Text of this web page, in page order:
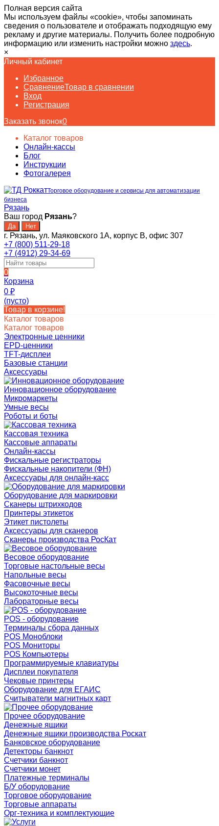
Полная версия сайта
Мы используем файлы «cookie», чтобы запоминать
сведения о пользователе и отображать подходящую ему
рекламу и другие материалы. Получить более подробную
информацию или изменить настройки можно здесь.
×
Личный кабинет
Избранное
СравнениеТовар в сравнении
Вход
Регистрация
Заказать звонок0
Каталог товаров
Онлайн-кассы
Блог
Инструкции
Фотогалерея
Торговое оборудование и сервисы для автоматизации
бизнеса
Рязань
Ваш город Рязань?
г. Рязань, ул. Маяковского 1А, корпус B, офис 307
+7 (800) 511-29-18
+7 (4912) 29-34-69
0
Корзина
0 ₽
(пусто)
Товар в корзине!
Каталог товаров
Каталог товаров
Электронные ценники
EPD-ценники
TFT-дисплеи
Базовые станции
Аксессуары
Инновационное оборудование
Микромаркеты
Умные весы
Роботы и боты
Кассовая техника
Кассовые аппараты
Онлайн-кассы
Фискальные регистраторы
Фискальные накопители (ФН)
Аксессуары для онлайн-касс
Оборудование для маркировки
Сканеры штрихкодов
Принтеры этикеток
Этикет пистолеты
Аксессуары для сканеров
Сканеры производства РосКат
Весовое оборудование
Торговые настольные весы
Напольные весы
Фасовочные весы
Высокоточные весы
Лабораторные весы
POS - оборудование
Терминалы сбора данных
POS Моноблоки
POS Мониторы
POS Компьютеры
Программируемые клавиатуры
Дисплеи покупателя
Чековые принтеры
Оборудование для ЕГАИС
Считыватели магнитных карт
Прочее оборудование
Денежные ящики
Денежные ящики производства Роскат
Банковское оборудование
Детекторы банкнот
Счетчики банкнот
Счетчики монет
Платежные терминалы
Б/У оборудование
Торговое оборудование
Торговые аппараты
Орг-техника и комплектующие